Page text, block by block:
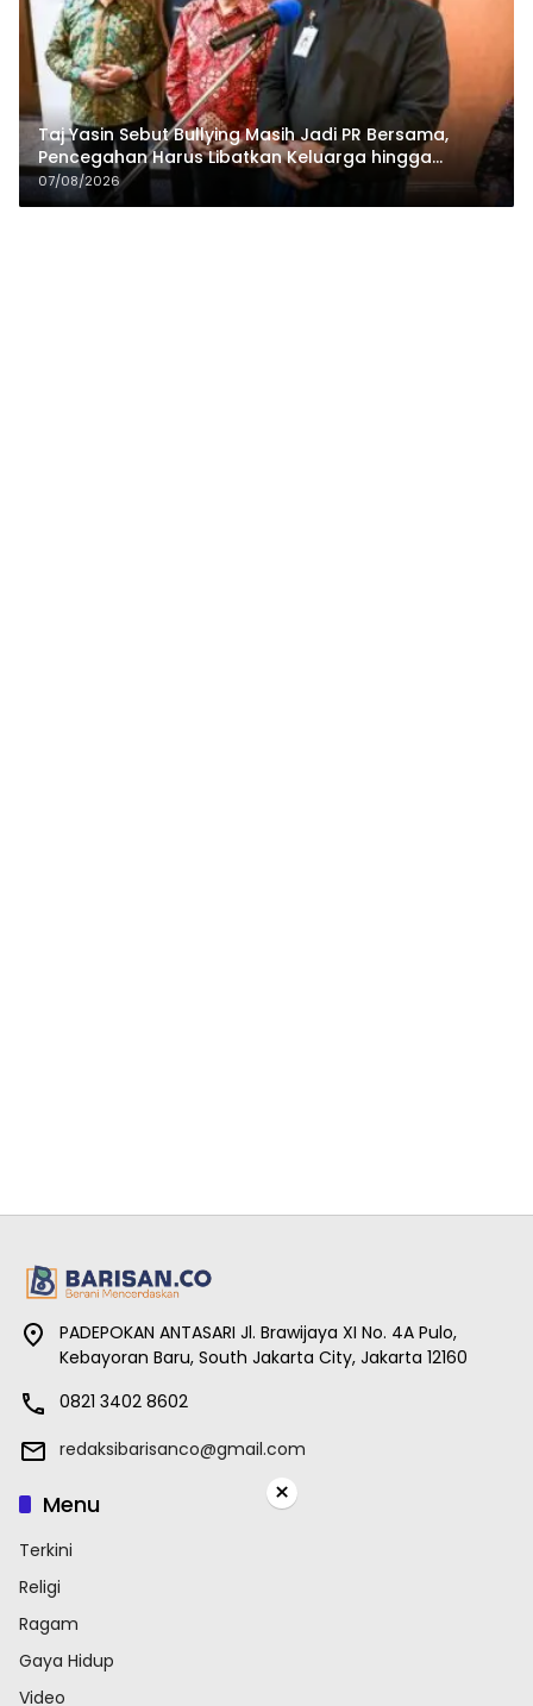
Taj Yasin Sebut Bullying Masih Jadi PR Bersama,
Pencegahan Harus Libatkan Keluarga hingga
Pesantren
07/08/2026
PADEPOKAN ANTASARI Jl. Brawijaya XI No. 4A Pulo,
Kebayoran Baru, South Jakarta City, Jakarta 12160
0821 3402 8602
redaksibarisanco@gmail.com
Menu
Terkini
Religi
Ragam
Gaya Hidup
Video
×